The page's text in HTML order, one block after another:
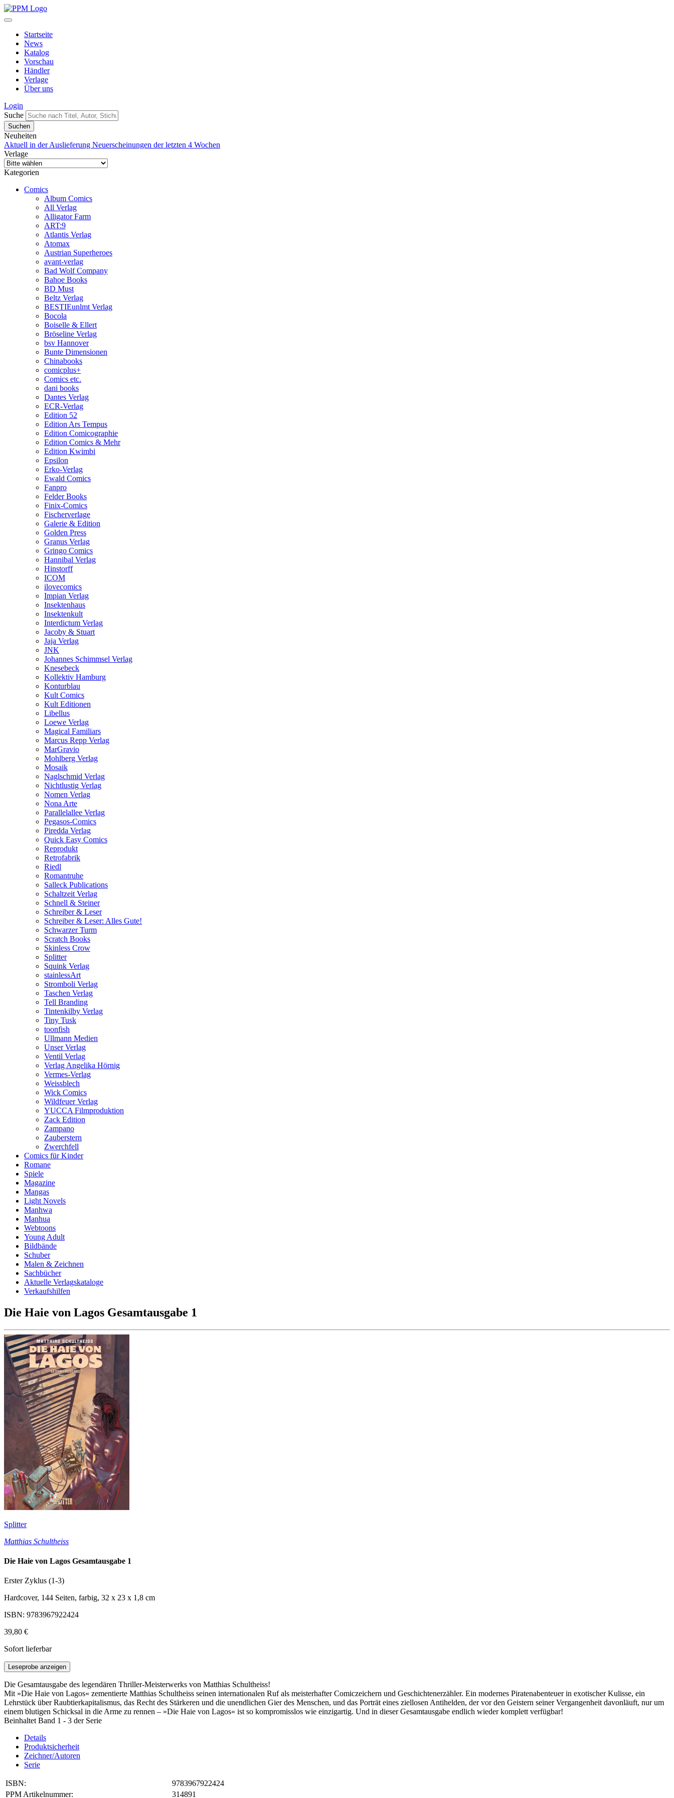
Startseite
News
Katalog
Vorschau
Händler
Verlage
Über uns
Login
Suche
Neuheiten
Aktuell in der Auslieferung Neuerscheinungen der letzten 4 Wochen
Verlage
Kategorien
Comics
Album Comics
All Verlag
Alligator Farm
ART:9
Atlantis Verlag
Atomax
Austrian Superheroes
avant-verlag
Bad Wolf Company
Bahoe Books
BD Must
Beltz Verlag
BESTIEunlmt Verlag
Bocola
Boiselle & Ellert
Bröseline Verlag
bsv Hannover
Bunte Dimensionen
Chinabooks
comicplus+
Comics etc.
dani books
Dantes Verlag
ECR-Verlag
Edition 52
Edition Ars Tempus
Edition Comicographie
Edition Comics & Mehr
Edition Kwimbi
Epsilon
Erko-Verlag
Ewald Comics
Fanpro
Felder Books
Finix-Comics
Fischerverlage
Galerie & Edition
Golden Press
Granus Verlag
Gringo Comics
Hannibal Verlag
Hinstorff
ICOM
ilovecomics
Impian Verlag
Insektenhaus
Insektenkult
Interdictum Verlag
Jacoby & Stuart
Jaja Verlag
JNK
Johannes Schimmsel Verlag
Knesebeck
Kollektiv Hamburg
Konturblau
Kult Comics
Kult Editionen
Libellus
Loewe Verlag
Magical Familiars
Marcus Repp Verlag
MarGravio
Mohlberg Verlag
Mosaik
Naglschmid Verlag
Nichtlustig Verlag
Nomen Verlag
Nona Arte
Parallelallee Verlag
Pegasos-Comics
Piredda Verlag
Quick Easy Comics
Reprodukt
Retrofabrik
Riedl
Romantruhe
Salleck Publications
Schaltzeit Verlag
Schnell & Steiner
Schreiber & Leser
Schreiber & Leser: Alles Gute!
Schwarzer Turm
Scratch Books
Skinless Crow
Splitter
Squink Verlag
stainlessArt
Stromboli Verlag
Taschen Verlag
Tell Branding
Tintenkilby Verlag
Tiny Tusk
toonfish
Ullmann Medien
Unser Verlag
Ventil Verlag
Verlag Angelika Hörnig
Vermes-Verlag
Weissblech
Wick Comics
Wildfeuer Verlag
YUCCA Filmproduktion
Zack Edition
Zampano
Zauberstern
Zwerchfell
Comics für Kinder
Romane
Spiele
Magazine
Mangas
Light Novels
Manhwa
Manhua
Webtoons
Young Adult
Bildbände
Schuber
Malen & Zeichnen
Sachbücher
Aktuelle Verlagskataloge
Verkaufshilfen
Die Haie von Lagos Gesamtausgabe 1
Splitter
Matthias Schultheiss
Die Haie von Lagos Gesamtausgabe 1
Erster Zyklus (1-3)
Hardcover, 144 Seiten, farbig, 32 x 23 x 1,8 cm
ISBN: 9783967922424
39,80 €
Sofort lieferbar
Leseprobe anzeigen
Die Gesamtausgabe des legendären Thriller-Meisterwerks von Matthias Schultheiss!
Mit »Die Haie von Lagos« zementierte Matthias Schultheiss seinen internationalen Ruf als meisterhafter Comiczeichern und Geschichtenerzähler. Ein modernes Piratenabenteuer in exotischer Kulisse, ein
Lehrstück über Raubtierkapitalismus, das Recht des Stärkeren und die unendlichen Gier des Menschen, und das Porträt eines ziellosen Antihelden, der vor den Geistern seiner Vergangenheit davonläuft, nur um
einem blutigen Schicksal in die Arme zu rennen – »Die Haie von Lagos« ist so kompromisslos wie einzigartig. Und in dieser Gesamtausgabe endlich wieder komplett verfügbar!
Beinhaltet Band 1 - 3 der Serie
Details
Produktsicherheit
Zeichner/Autoren
Serie
ISBN:
9783967922424
PPM Artikelnummer:
314891